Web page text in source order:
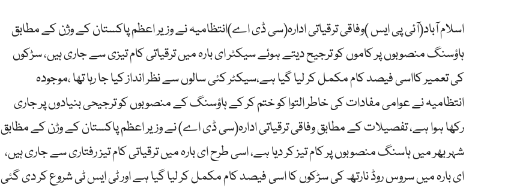
اسلام آباد(آئی پی ایس )وفاقی ترقیاتی ادارہ(سی ڈی اے)انتظامیہ نے وزیر اعظم پاکستان کے وژن کے مطابق
ہاؤسنگ منصوبوں پر کاموں کو ترجیح دیتے ہوئے سیکٹر ای بارہ میں ترقیاتی کام تیزی سے جاری ہیں، سڑکوں
کی تعمیر کااسی فیصد کام مکمل کر لیا گیا ہے،سیکٹر کئی سالوں سے نظر انداز کیا جا رہا تھا ،موجودہ
انتظامیہ نے عوامی مفادات کی خاطر التوا کو ختم کر کے ہاؤسنگ کے منصوبوں کو ترجیحی بنیادوں پر جاری
رکھا ہوا ہے، تفصیلات کے مطابق وفاقی ترقیاتی ادارہ(سی ڈی اے) نے وزیر اعظم پاکستان کے وڑن کے مظابق
شہر بھر میں ہاسنگ منصوبوں پر کام تیز کر دیا ہے، اسی طرح ای بارہ میں ترقیاتی کام تیز رفتاری سے جاری ہیں،
ای بارہ میں سروس روڈ نارتھ کی سڑکوں کا اسی فیصد کام مکمل کر لیا گیا ہے اور ٹی ایس ٹی شروع کر دی گئی